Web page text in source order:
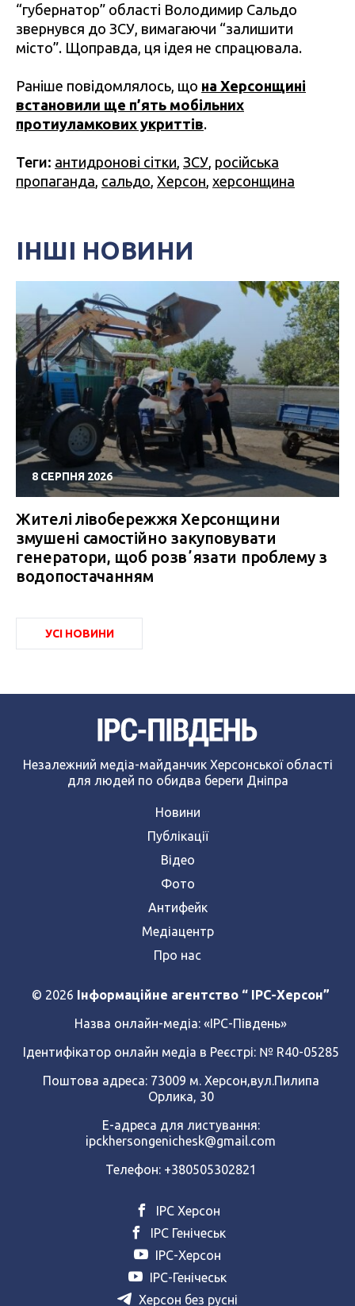
“губернатор” області Володимир Сальдо
звернувся до ЗСУ, вимагаючи “залишити
місто”. Щоправда, ця ідея не спрацювала.
Раніше повідомлялось, що на Херсонщині
встановили ще п’ять мобільних
протиуламкових укриттів.
Теги: антидронові сітки ЗСУ російська
пропаганда сальдо Херсон херсонщина
ІНШІ НОВИНИ
8 СЕРПНЯ 2026
Жителі лівобережжя Херсонщини
змушені самостійно закуповувати
генератори, щоб розвʼязати проблему з
водопостачанням
УСІ НОВИНИ
Незалежний медіа-майданчик Херсонської області
для людей по обидва береги Дніпра
Новини
Публікації
Відео
Фото
Антифейк
Медіацентр
Про нас
© 2026 Інформаційне агентство “ IPC-Херсон”
Назва онлайн-медіа: «ІРС-Південь»
Ідентифікатор онлайн медіа в Реєстрі: № R40-05285
Поштова адреса: 73009 м. Херсон,вул.Пилипа
Орлика, 30
Е-адреса для листування:
ipckhersongenichesk@gmail.com
Телефон: +380505302821
ІРС Херсон
ІРС Генічеськ
ІРС-Херсон
ІРС-Генічеськ
Херсон без русні